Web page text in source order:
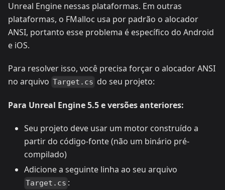
Unreal Engine nessas plataformas. Em outras
plataformas, o FMalloc usa por padrão o alocador
ANSI, portanto esse problema é específico do Android
e iOS.
Para resolver isso, você precisa forçar o alocador ANSI
no arquivo Target.cs do seu projeto:
Para Unreal Engine 5.5 e versões anteriores:
Seu projeto deve usar um motor construído a
partir do código-fonte (não um binário pré-
compilado)
Adicione a seguinte linha ao seu arquivo
Target.cs :